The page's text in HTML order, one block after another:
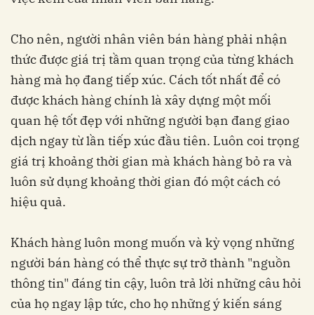
Cho nên, người nhân viên bán hàng phải nhận
thức được giá trị tầm quan trọng của từng khách
hàng mà họ đang tiếp xúc. Cách tốt nhất để có
được khách hàng chính là xây dựng một mối
quan hệ tốt đẹp với những người bạn đang giao
dịch ngay từ lần tiếp xúc đầu tiên. Luôn coi trọng
giá trị khoảng thời gian mà khách hàng bỏ ra và
luôn sử dụng khoảng thời gian đó một cách có
hiệu quả.
Khách hàng luôn mong muốn và kỳ vọng những
người bán hàng có thể thực sự trở thành "nguồn
thông tin" đáng tin cậy, luôn trả lời những câu hỏi
của họ ngay lập tức, cho họ những ý kiến sáng